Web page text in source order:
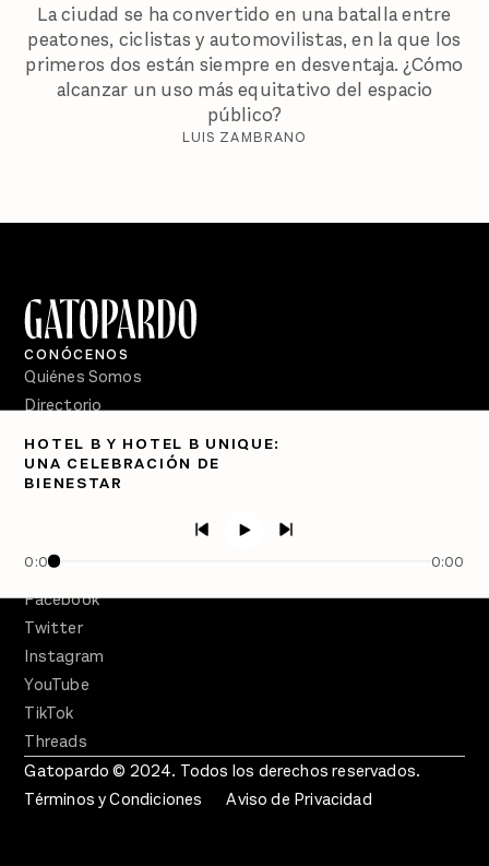
La ciudad se ha convertido en una batalla entre
peatones, ciclistas y automovilistas, en la que los
primeros dos están siempre en desventaja. ¿Cómo
alcanzar un uso más equitativo del espacio
público?
LUIS ZAMBRANO
HOTEL B Y HOTEL B UNIQUE:
UNA CELEBRACIÓN DE
BIENESTAR
0:00 0:00
CONÓCENOS
Quiénes Somos
Directorio
PÓDCASTS
Semanario Gatopardo
Facebook
Twitter
Instagram
YouTube
TikTok
Threads
Gatopardo © 2024. Todos los derechos reservados.
Términos y Condiciones
Aviso de Privacidad